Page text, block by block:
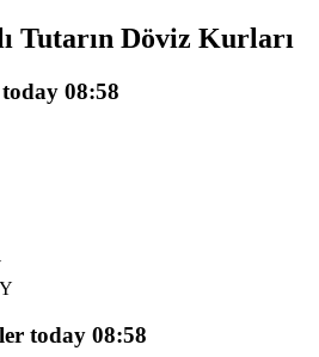
ticaret komisyonlarının tadını çıkarın
Tutarın Döviz Kurları
08:58
today 08:58